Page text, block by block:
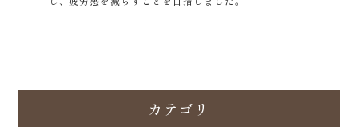
カテゴリ